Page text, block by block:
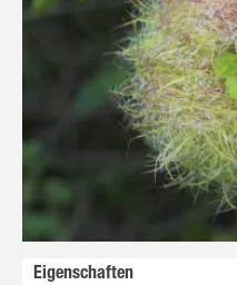
Unternehmen
Eigenschaften